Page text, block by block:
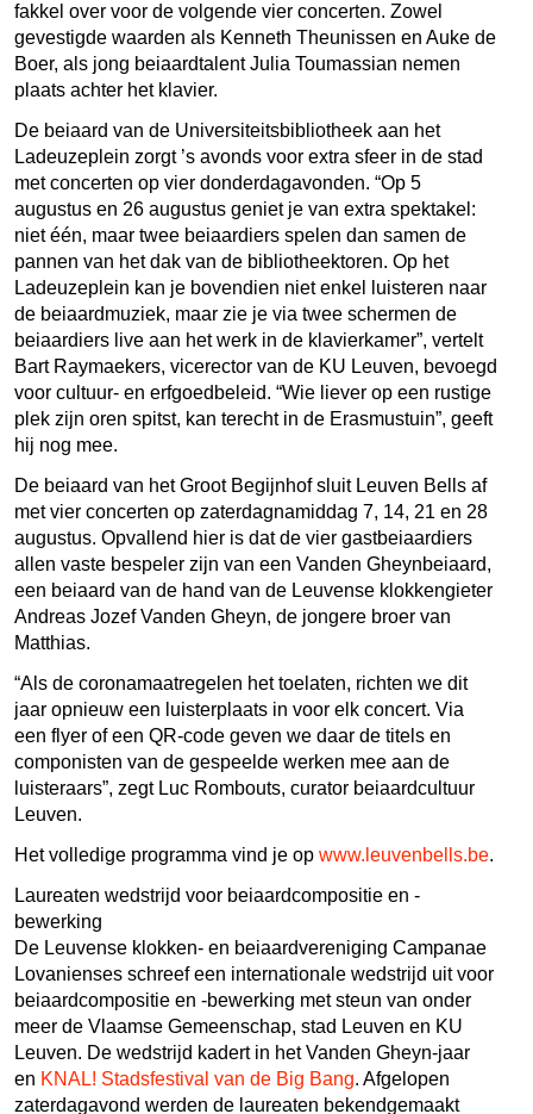
fakkel over voor de volgende vier concerten. Zowel
gevestigde waarden als Kenneth Theunissen en Auke de
Boer, als jong beiaardtalent Julia Toumassian nemen
plaats achter het klavier.
De beiaard van de Universiteitsbibliotheek aan het
Ladeuzeplein zorgt ’s avonds voor extra sfeer in de stad
met concerten op vier donderdagavonden. “Op 5
augustus en 26 augustus geniet je van extra spektakel:
niet één, maar twee beiaardiers spelen dan samen de
pannen van het dak van de bibliotheektoren. Op het
Ladeuzeplein kan je bovendien niet enkel luisteren naar
de beiaardmuziek, maar zie je via twee schermen de
beiaardiers live aan het werk in de klavierkamer”, vertelt
Bart Raymaekers, vicerector van de KU Leuven, bevoegd
voor cultuur- en erfgoedbeleid. “Wie liever op een rustige
plek zijn oren spitst, kan terecht in de Erasmustuin”, geeft
hij nog mee.
De beiaard van het Groot Begijnhof sluit Leuven Bells af
met vier concerten op zaterdagnamiddag 7, 14, 21 en 28
augustus. Opvallend hier is dat de vier gastbeiaardiers
allen vaste bespeler zijn van een Vanden Gheynbeiaard,
een beiaard van de hand van de Leuvense klokkengieter
Andreas Jozef Vanden Gheyn, de jongere broer van
Matthias.
“Als de coronamaatregelen het toelaten, richten we dit
jaar opnieuw een luisterplaats in voor elk concert. Via
een flyer of een QR-code geven we daar de titels en
componisten van de gespeelde werken mee aan de
luisteraars”, zegt Luc Rombouts, curator beiaardcultuur
Leuven.
Het volledige programma vind je op www.leuvenbells.be.
Laureaten wedstrijd voor beiaardcompositie en -
bewerking
De Leuvense klokken- en beiaardvereniging Campanae
Lovanienses schreef een internationale wedstrijd uit voor
beiaardcompositie en -bewerking met steun van onder
meer de Vlaamse Gemeenschap, stad Leuven en KU
Leuven. De wedstrijd kadert in het Vanden Gheyn-jaar
en KNAL! Stadsfestival van de Big Bang. Afgelopen
zaterdagavond werden de laureaten bekendgemaakt